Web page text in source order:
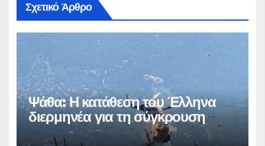
Σχετικό Άρθρο
Ψάθα: Η κατάθεση του Έλληνα
διερμηνέα για τη σύγκρουση